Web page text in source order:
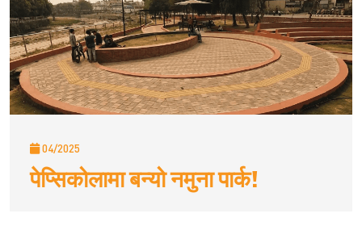
04/2025
पेप्सिकोलामा बन्यो नमुना पार्क!